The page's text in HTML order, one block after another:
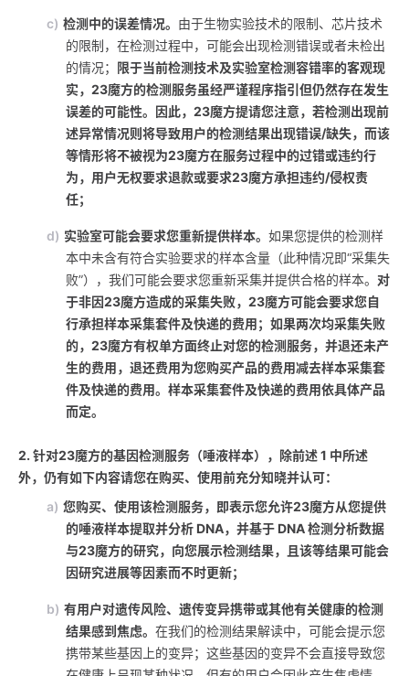
c) 检测中的误差情况。 由于生物实验技术的限制、芯片技术
的限制，在检测过程中，可能会出现检测错误或者未检出
的情况； 限于当前检测技术及实验室检测容错率的客观现
实，23魔方的检测服务虽经严谨程序指引但仍然存在发生
误差的可能性。因此，23魔方提请您注意，若检测出现前
述异常情况则将导致用户的检测结果出现错误/缺失，而该
等情形将不被视为23魔方在服务过程中的过错或违约行
为，用户无权要求退款或要求23魔方承担违约/侵权责
任；
d) 实验室可能会要求您重新提供样本。 如果您提供的检测样
本中未含有符合实验要求的样本含量（此种情况即“采集失
败”），我们可能会要求您重新采集并提供合格的样本。 对
于非因23魔方造成的采集失败，23魔方可能会要求您自
行承担样本采集套件及快递的费用；如果两次均采集失败
的，23魔方有权单方面终止对您的检测服务，并退还未产
生的费用，退还费用为您购买产品的费用减去样本采集套
件及快递的费用。样本采集套件及快递的费用依具体产品
而定。
2. 针对23魔方的基因检测服务（唾液样本），除前述 1 中所述
外，仍有如下内容请您在购买、使用前充分知晓并认可：
a) 您购买、使用该检测服务，即表示您允许23魔方从您提供
的唾液样本提取并分析 DNA，并基于 DNA 检测分析数据
与23魔方的研究，向您展示检测结果，且该等结果可能会
因研究进展等因素而不时更新；
b) 有用户对遗传风险、遗传变异携带或其他有关健康的检测
结果感到焦虑。 在我们的检测结果解读中，可能会提示您
携带某些基因上的变异；这些基因的变异不会直接导致您